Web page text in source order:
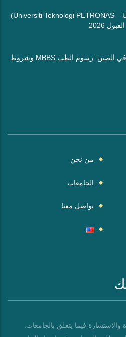
جامعة بتروناس للتكنولوجيا (Universiti Teknologi PETRONAS – UTP)
2026
جامعة جيلين (Jilin University) في الصين: رسوم الطب MBBS وشروط
من نحن
الجامعات
تواصل معنا
فيما يتعلق بالجامعات.